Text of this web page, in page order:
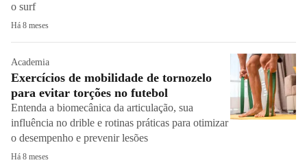
o surf
Há 8 meses
Academia
Exercícios de mobilidade de tornozelo
para evitar torções no futebol
Entenda a biomecânica da articulação, sua
influência no drible e rotinas práticas para otimizar
o desempenho e prevenir lesões
Há 8 meses